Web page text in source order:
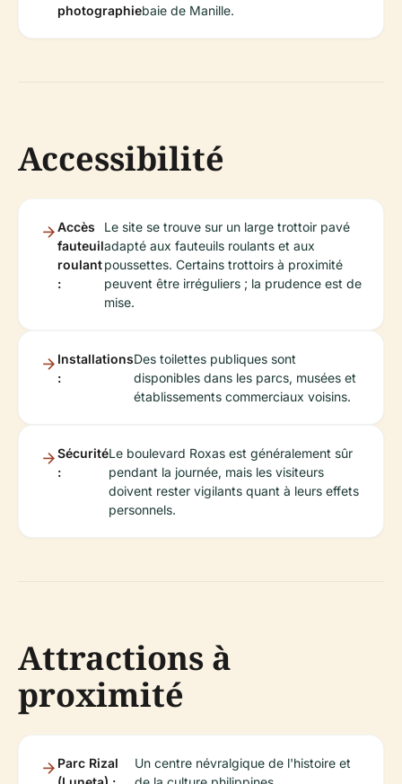
photographiebaie de Manille.
Accessibilité
Accès
fauteuil
roulant
:
Le site se trouve sur un large trottoir pavé
adapté aux fauteuils roulants et aux
poussettes. Certains trottoirs à proximité
peuvent être irréguliers ; la prudence est de
mise.
Installations
:
Des toilettes publiques sont
disponibles dans les parcs, musées et
établissements commerciaux voisins.
Sécurité
:
Le boulevard Roxas est généralement sûr
pendant la journée, mais les visiteurs
doivent rester vigilants quant à leurs effets
personnels.
Attractions à
proximité
Parc Rizal
Un centre névralgique de l'histoire et